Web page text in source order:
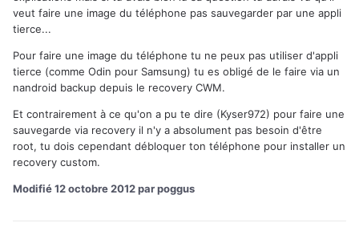
veut faire une image du téléphone pas sauvegarder par une appli
tierce...
Pour faire une image du téléphone tu ne peux pas utiliser d'appli
tierce (comme Odin pour Samsung) tu es obligé de le faire via un
nandroid backup depuis le recovery CWM.
Et contrairement à ce qu'on a pu te dire (Kyser972) pour faire une
sauvegarde via recovery il n'y a absolument pas besoin d'être
root, tu dois cependant débloquer ton téléphone pour installer un
recovery custom.
Modifié12 octobre 2012par poggus